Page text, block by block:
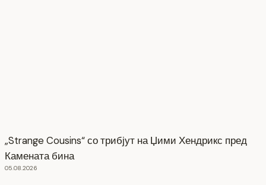
„Strange Cousins“ со трибјут на Џими Хендрикс пред
Камената бина
05.08.2026